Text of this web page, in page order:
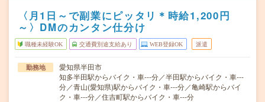
〈月1日～で副業にピッタリ＊時給1,200円
～〉DMのカンタン仕分け
職種未経験OK 交通費別途支給あり WEB登録OK 派遣
勤務地
愛知県半田市
知多半田駅からバイク・車---分／半田駅からバイク・車---
分／青山(愛知県)駅からバイク・車---分／亀崎駅からバイ
ク・車---分／住吉町駅からバイク・車---分